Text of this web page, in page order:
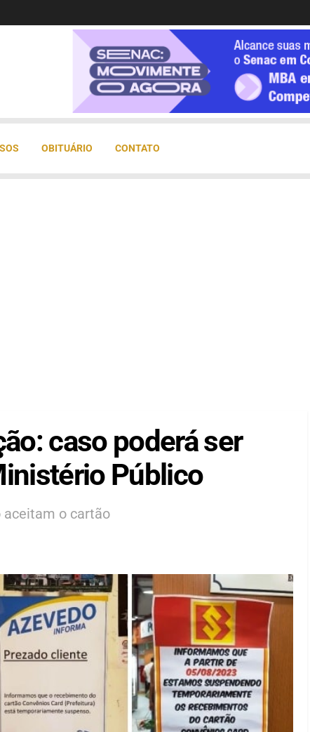
OBITUÁRIO CONTATO
caso poderá ser
Público
aceitam o cartão